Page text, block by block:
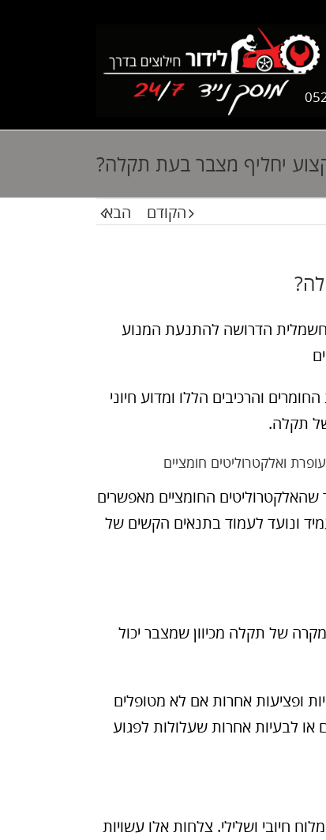
יחליף מצבר בעת תקלה?
הקודם הבא
הדרושה להתנעת המנוע
והרכיבים הללו ומדוע חיוני
תקלה.
ואלקטרוליטים חומציים
החומציים מאפשרים
ונועד לעמוד בתנאים הקשים של
של תקלה מכיוון שמצבר יכול
ופציעות אחרות אם לא מטופלים
או לבעיות אחרות שעלולות לפגוע
חיובי ושלילי. צלחות אלו עשויות